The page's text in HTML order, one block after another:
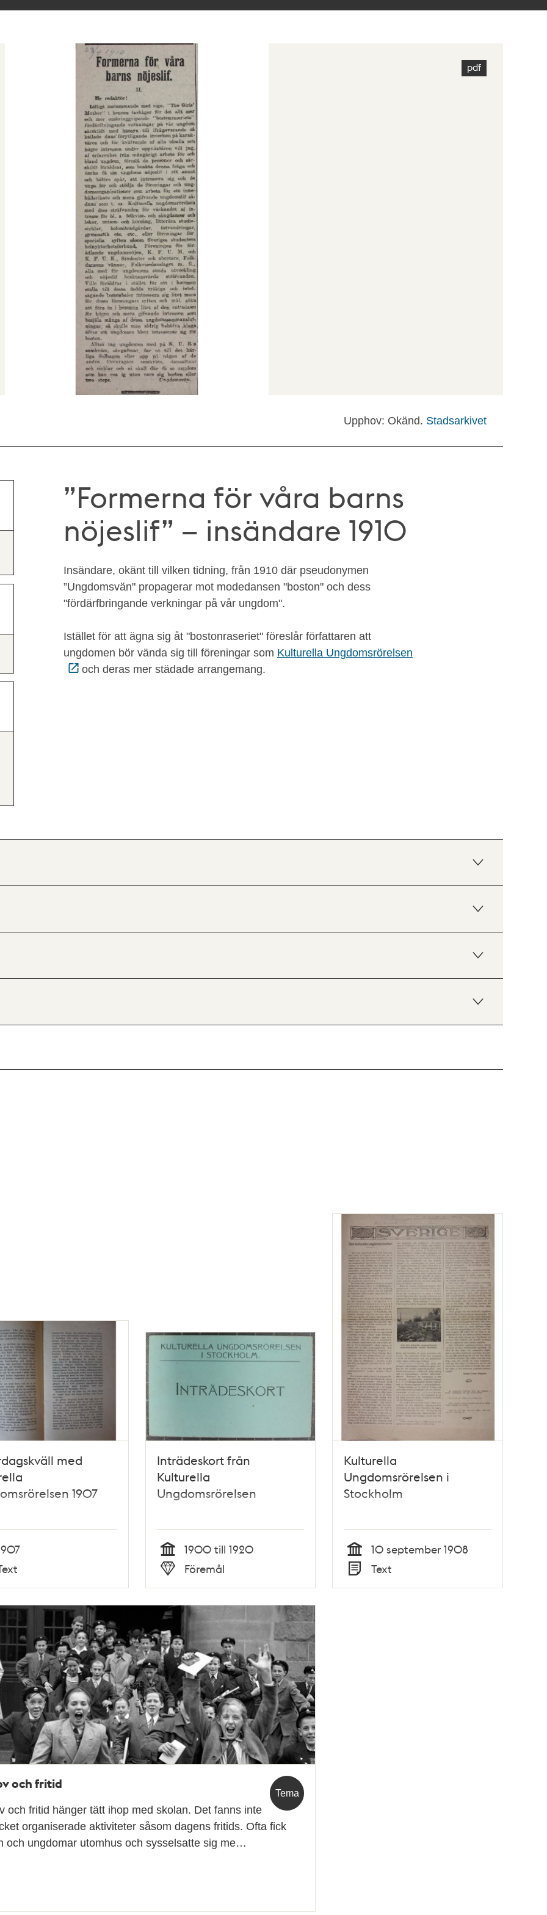
Upphov: Okänd. Stadsarkivet
”Formerna för våra barns
nöjeslif” – insändare 1910
Insändare, okänt till vilken tidning, från 1910 där pseudonymen
”Ungdomsvän" propagerar mot modedansen "boston" och dess
"fördärfbringande verkningar på vår ungdom".
Istället för att ägna sig åt "bostonraseriet" föreslår författaren att
ungdomen bör vända sig till föreningar som Kulturella Ungdomsrörelsen
och deras mer städade arrangemang.
med
1907
Inträdeskort från
Kulturella
Ungdomsrörelsen
Tid
1900 till 1920
Typ
Föremål
Kulturella
Ungdomsrörelsen i
Stockholm
Tid
10 september 1908
Typ
Text
Tema
och fritid
och fritid hänger tätt ihop med skolan. Det fanns inte
organiserade aktiviteter såsom dagens fritids. Ofta fick
och ungdomar utomhus och sysselsatte sig me…